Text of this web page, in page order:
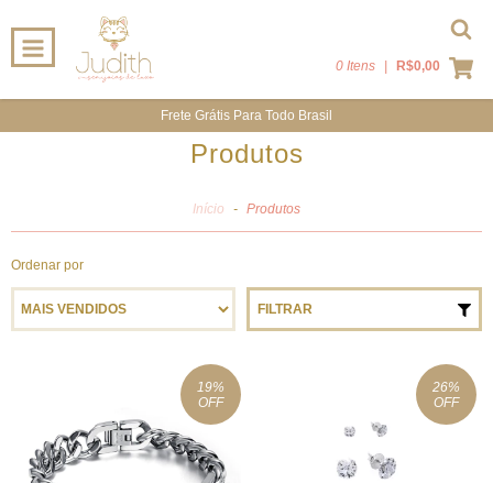
0 Itens R$0,00
Frete Grátis Para Todo Brasil
Produtos
Início - Produtos
Ordenar por
FILTRAR
19%
OFF
26%
OFF